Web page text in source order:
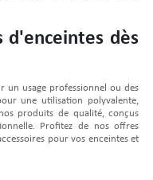
d'enceintes dès
un usage professionnel ou des
une utilisation polyvalente,
produits de qualité, conçus
Profitez de nos offres
pour vos enceintes et